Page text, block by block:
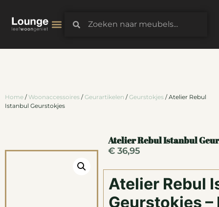
Home / Woonaccessoires /Geurartikelen /Geurstokjes / Atelier Rebul
Istanbul Geurstokjes
Atelier Rebul Istanbul
€36,95
Atelier Rebul
Geurstokjes –